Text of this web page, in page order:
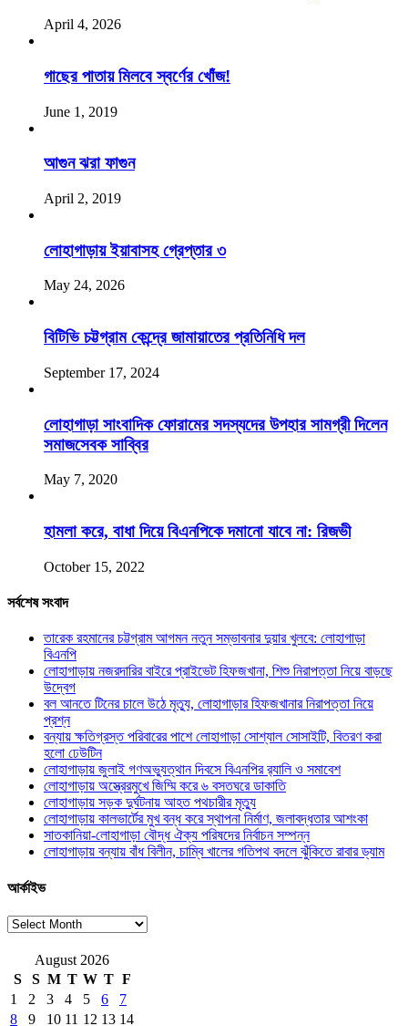
April 4, 2026
গাছের পাতায় মিলবে স্বর্ণের খোঁজ!
June 1, 2019
আগুন ঝরা ফাগুন
April 2, 2019
লোহাগাড়ায় ইয়াবাসহ গ্রেপ্তার ৩
May 24, 2026
বিটিভি চট্টগ্রাম কেন্দ্রে জামায়াতের প্রতিনিধি দল
September 17, 2024
লোহাগাড়া সাংবাদিক ফোরামের সদস্যদের উপহার সামগ্রী দিলেন
সমাজসেবক সাব্বির
May 7, 2020
হামলা করে, বাধা দিয়ে বিএনপিকে দমানো যাবে না: রিজভী
October 15, 2022
সর্বশেষ সংবাদ
তারেক রহমানের চট্টগ্রাম আগমন নতুন সম্ভাবনার দুয়ার খুলবে: লোহাগাড়া
বিএনপি
লোহাগাড়ায় নজরদারির বাইরে প্রাইভেট হিফজখানা, শিশু নিরাপত্তা নিয়ে বাড়ছে
উদ্বেগ
বল আনতে টিনের চালে উঠে মৃত্যু, লোহাগাড়ার হিফজখানার নিরাপত্তা নিয়ে
প্রশ্ন
বন্যায় ক্ষতিগ্রস্ত পরিবারের পাশে লোহাগাড়া সোশ্যাল সোসাইটি, বিতরণ করা
হলো ঢেউটিন
লোহাগাড়ায় জুলাই গণঅভ্যুত্থান দিবসে বিএনপির র‌্যালি ও সমাবেশ
লোহাগাড়ায় অস্ত্রেরমুখে জিম্মি করে ৬ বসতঘরে ডাকাতি
লোহাগাড়ায় সড়ক দুর্ঘটনায় আহত পথচারীর মৃত্যু
লোহাগাড়ায় কালভার্টের মুখ বন্ধ করে স্থাপনা নির্মাণ, জলাবদ্ধতার আশংকা
সাতকানিয়া-লোহাগাড়া বৌদ্ধ ঐক্য পরিষদের নির্বাচন সম্পন্ন
লোহাগাড়ায় বন্যায় বাঁধ বিলীন, চাম্বি খালের গতিপথ বদলে ঝুঁকিতে রাবার ড্যাম
আর্কাইভ
আর্কাইভ
August 2026
S
S M T W T F
1
2 3 4 5 6
7
8
9 10 11 12 13 14